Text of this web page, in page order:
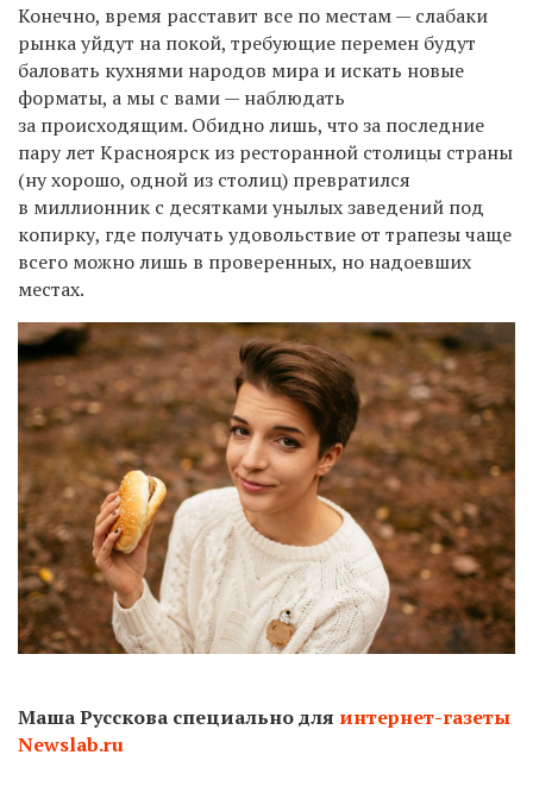
Конечно, время расставит все по местам — слабаки
рынка уйдут на покой, требующие перемен будут
баловать кухнями народов мира и искать новые
форматы, а мы с вами — наблюдать
за происходящим. Обидно лишь, что за последние
пару лет Красноярск из ресторанной столицы страны
(ну хорошо, одной из столиц) превратился
в миллионник с десятками унылых заведений под
копирку, где получать удовольствие от трапезы чаще
всего можно лишь в проверенных, но надоевших
местах.
Маша Русскова специально для интернет-газеты
Newslab.ru